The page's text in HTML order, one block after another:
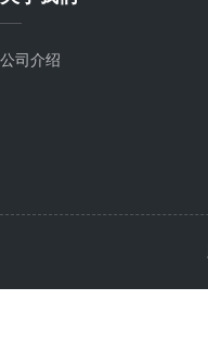
公司介绍